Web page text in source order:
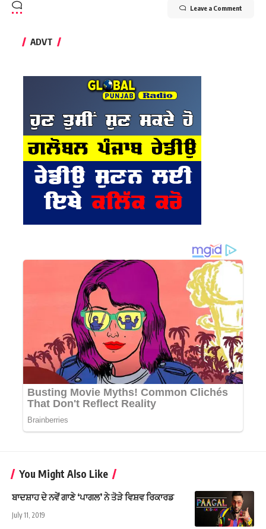
Leave a Comment
ADVT
You Might Also Like
ਬਾਦਸ਼ਾਹ ਦੇ ਨਵੇਂ ਗਾਣੇ ‘ਪਾਗਲ’ ਨੇ ਤੋੜੇ ਵਿਸ਼ਵ ਰਿਕਾਰਡ
July 11, 2019